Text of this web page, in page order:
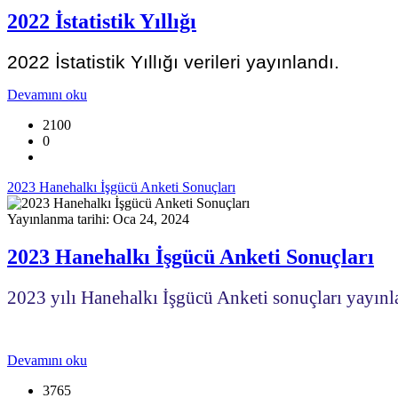
2022 İstatistik Yıllığı
2022 İstatistik Yıllığı verileri yayınlandı.
Devamını oku
2100
0
2023 Hanehalkı İşgücü Anketi Sonuçları
Yayınlanma tarihi: Oca 24, 2024
2023 Hanehalkı İşgücü Anketi Sonuçları
2023 yılı Hanehalkı İşgücü Anketi sonuçları
Devamını oku
3765